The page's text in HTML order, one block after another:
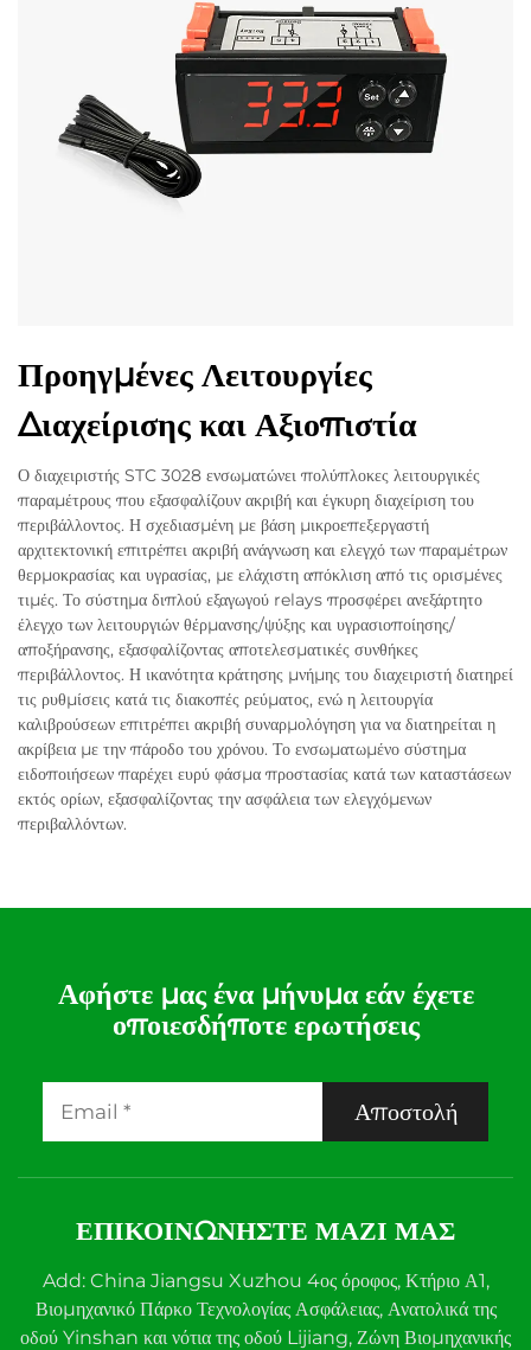
Προηγμένες Λειτουργίες
Διαχείρισης και Αξιοπιστία
Ο διαχειριστής STC 3028 ενσωματώνει πολύπλοκες λειτουργικές
παραμέτρους που εξασφαλίζουν ακριβή και έγκυρη διαχείριση του
περιβάλλοντος. Η σχεδιασμένη με βάση μικροεπεξεργαστή
αρχιτεκτονική επιτρέπει ακριβή ανάγνωση και ελεγχό των παραμέτρων
θερμοκρασίας και υγρασίας, με ελάχιστη απόκλιση από τις ορισμένες
τιμές. Το σύστημα διπλού εξαγωγού relays προσφέρει ανεξάρτητο
έλεγχο των λειτουργιών θέρμανσης/ψύξης και υγρασιοποίησης/
αποξήρανσης, εξασφαλίζοντας αποτελεσματικές συνθήκες
περιβάλλοντος. Η ικανότητα κράτησης μνήμης του διαχειριστή διατηρεί
τις ρυθμίσεις κατά τις διακοπές ρεύματος, ενώ η λειτουργία
καλιβρούσεων επιτρέπει ακριβή συναρμολόγηση για να διατηρείται η
ακρίβεια με την πάροδο του χρόνου. Το ενσωματωμένο σύστημα
ειδοποιήσεων παρέχει ευρύ φάσμα προστασίας κατά των καταστάσεων
εκτός ορίων, εξασφαλίζοντας την ασφάλεια των ελεγχόμενων
περιβαλλόντων.
Αφήστε μας ένα μήνυμα εάν έχετε
οποιεσδήποτε ερωτήσεις
Αποστολή
ΕΠΙΚΟΙΝΩΝΉΣΤΕ ΜΑΖΊ ΜΑΣ
Add: China Jiangsu Xuzhou 4ος όροφος, Κτήριο Α1,
Βιομηχανικό Πάρκο Τεχνολογίας Ασφάλειας, Ανατολικά της
οδού Yinshan και νότια της οδού Lijiang, Ζώνη Βιομηχανικής